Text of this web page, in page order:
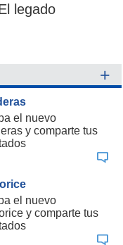
legado
+
el nuevo
y comparte tus
el nuevo
y comparte tus